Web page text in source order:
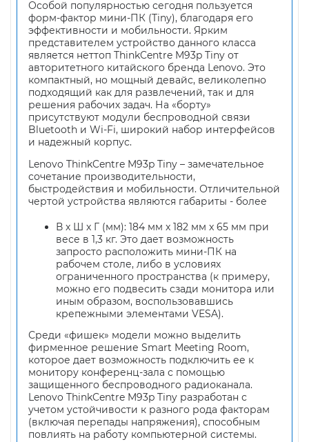
Особой популярностью сегодня пользуется
форм-фактор мини-ПК (Tiny), благодаря его
эффективности и мобильности. Ярким
представителем устройство данного класса
является неттоп ThinkCentre M93p Tiny от
авторитетного китайского бренда Lenovo. Это
компактный, но мощный девайс, великолепно
подходящий как для развлечений, так и для
решения рабочих задач. На «борту»
присутствуют модули беспроводной связи
Bluetooth и Wi-Fi, широкий набор интерфейсов
и надежный корпус.
Lenovo ThinkCentre M93p Tiny – замечательное
сочетание производительности,
быстродействия и мобильности. Отличительной
чертой устройства являются габариты - более
В x Ш x Г (мм): 184 мм x 182 мм x 65 мм при
весе в 1,3 кг. Это дает возможность
запросто расположить мини-ПК на
рабочем столе, либо в условиях
ограниченного пространства (к примеру,
можно его подвесить сзади монитора или
иным образом, воспользовавшись
крепежными элементами VESA).
Среди «фишек» модели можно выделить
фирменное решение Smart Meeting Room,
которое дает возможность подключить ее к
монитору конференц-зала с помощью
защищенного беспроводного радиоканала.
Lenovo ThinkCentre M93p Tiny разработан с
учетом устойчивости к разного рода факторам
(включая перепады напряжения), способным
повлиять на работу компьютерной системы.